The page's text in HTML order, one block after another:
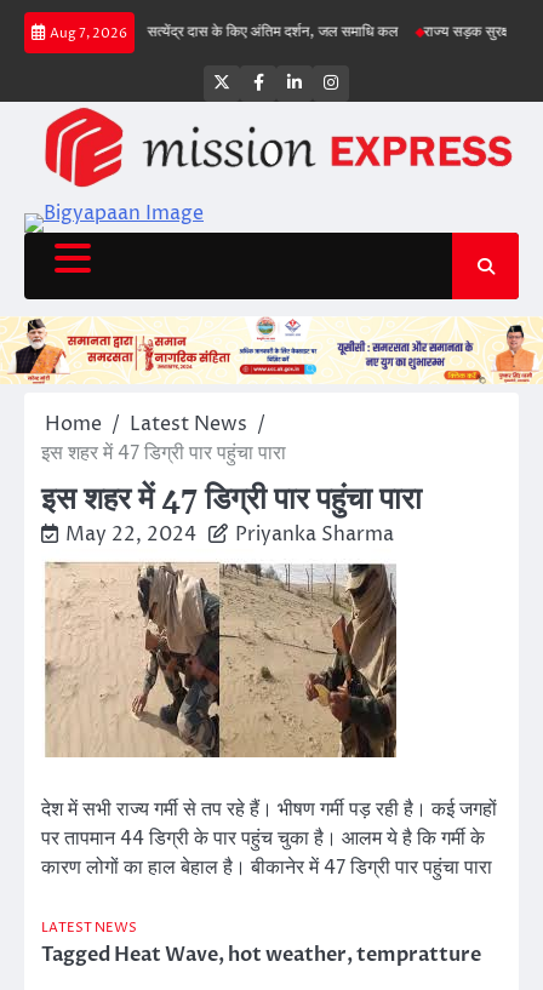
Skip
Aug 7, 2026
संतों ने आचार्य सत्येंद्र दास के किए अंतिम दर्शन, जल समाधि कल राज्य सड़क सुरक्षा नीति
Twitter
Facebook
LinkedInInstagram
Home
Latest News
इस शहर में 47 डिग्री पार पहुंचा पारा
इस शहर में 47 डिग्री पार पहुंचा पारा
May 22, 2024 Priyanka Sharma
देश में सभी राज्य गर्मी से तप रहे हैं। भीषण गर्मी पड़ रही है। कई जगहों
पर तापमान 44 डिग्री के पार पहुंच चुका है। आलम ये है कि गर्मी के
कारण लोगों का हाल बेहाल है। बीकानेर में 47 डिग्री पार पहुंचा पारा
LATEST NEWS
TaggedHeat Wave,hot weather,tempratture